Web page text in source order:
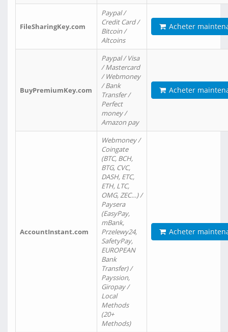
FileSharingKey.com
Paypal /
Credit Card /
Bitcoin /
Altcoins
Acheter
BuyPremiumKey.com
Paypal / Visa
/ Mastercard
/ Webmoney
/ Bank
Transfer /
Perfect
money /
Amazon pay
Acheter
AccountInstant.com
Webmoney /
Coingate
(BTC, BCH,
BTG, CVC,
DASH, ETC,
ETH, LTC,
OMG, ZEC…) /
Paysera
(EasyPay,
mBank,
Przelewy24,
SafetyPay,
EUROPEAN
Bank
Transfer) /
Payssion,
Giropay /
Local
Methods
(20+
Methods)
Acheter